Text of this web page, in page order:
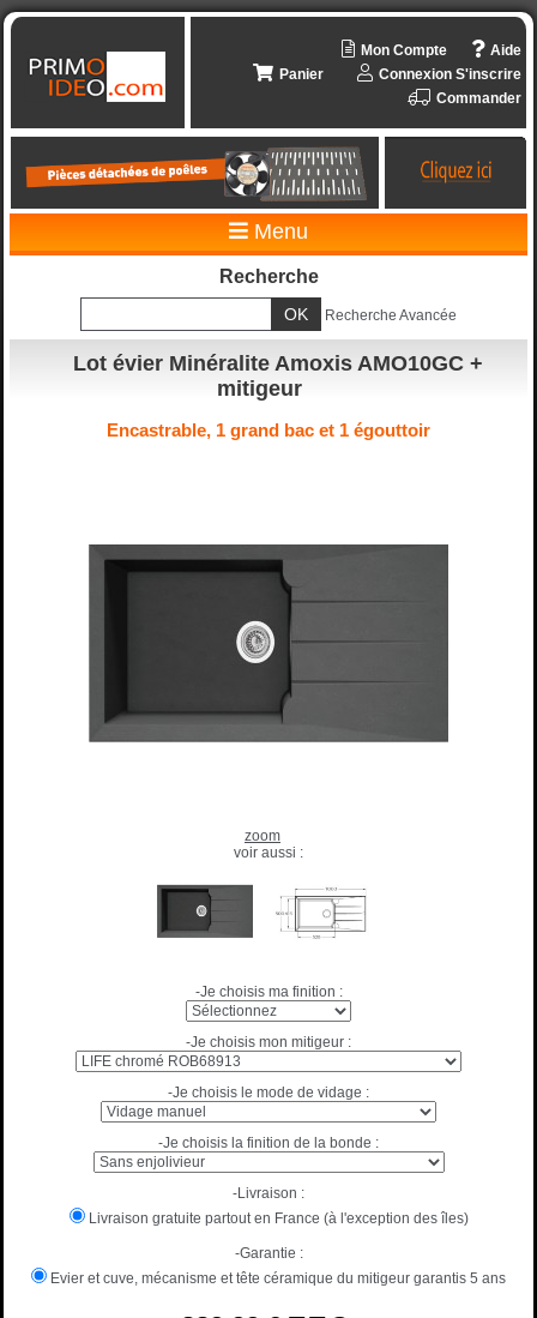
Aide
Mon Compte
Connexion S'inscrire
Panier
Commander
Menu
Recherche
Recherche Avancée
Lot évier Minéralite Amoxis AMO10GC +
mitigeur
Encastrable, 1 grand bac et 1 égouttoir
zoom
voir aussi :
-Je choisis ma finition :
-Je choisis mon mitigeur :
-Je choisis le mode de vidage :
-Je choisis la finition de la bonde :
-Livraison :
Livraison gratuite partout en France (à l'exception des îles)
-Garantie :
Evier et cuve, mécanisme et tête céramique du mitigeur garantis 5 ans